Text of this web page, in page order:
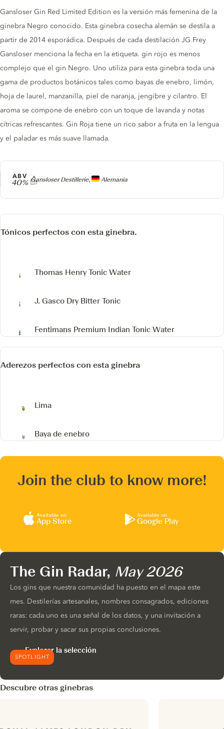
Producer
Gansloser Destillerie, Alemania
ABV
40%
Gin description
Gansloser Gin Red Limited Edition es la versión más femenina de la
ginebra Negro conocido. Esta ginebra cosecha alemán se destila a
partir de 2014 esporádica. Después de cada destilación JG Frey
Gansloser menciona la fecha en la etiqueta. gin rojo es menos
complejo que el gin Negro. Uno utiliza para esta ginebra toda una
gama de productos botánicos tales como bayas de enebro, limón,
hoja de laurel, manzanilla, piel de naranja, jengibre y cilantro. El
aroma se compone de enebro con un toque de lavanda y notas
cítricas refrescantes. Gin Roja tiene un rico sabor a fruta en la lengua
y el paladar es más suave llamada.
Tónicos perfectos con esta ginebra.
Thomas Henry Tonic Water
J. Gasco Dry Bitter Tonic
Fentimans Premium Indian Tonic Water
Aderezos perfectos con esta ginebra
Lima
Baya de enebro
Join the club to know more!
Available on
App Store
Available on
Google Play
SPOTLIGHT
The Gin Radar, May 2026
Los gins que nuestra comunidad ha puesto en el mapa este
mes. Destilerías artesanales, nombres consagrados, ediciones
raras: cada uno es una señal de los datos, y una invitación a
servir, probar y sacar sus propias conclusiones.
Explorar la selección
Descubre otras ginebras